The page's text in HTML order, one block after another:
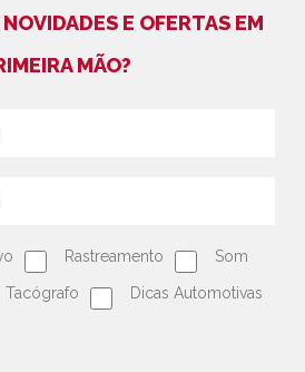
E OFERTAS EM
MÃO?
Rastreamento Som
Tacógrafo Dicas Automotivas